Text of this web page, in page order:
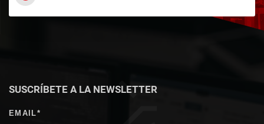
SUSCRÍBETE A LA NEWSLETTER